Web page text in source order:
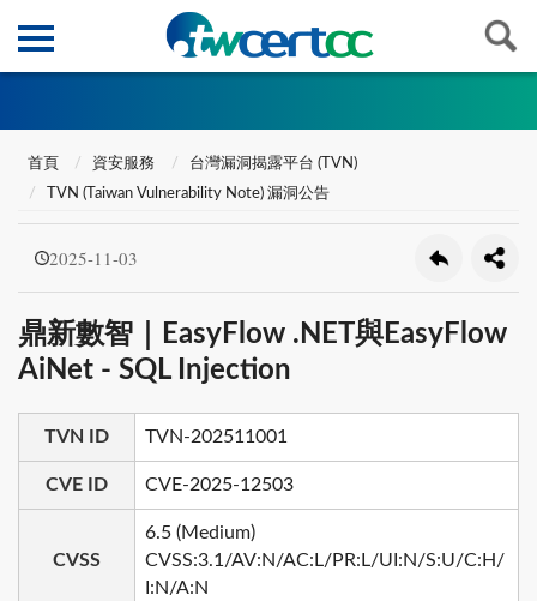
首頁 資安服務
台灣漏洞揭露平台 (TVN)
TVN (Taiwan Vulnerability Note) 漏洞公告
2025-11-03
鼎新數智｜EasyFlow .NET與EasyFlow
AiNet - SQL Injection
TVN ID TVN-202511001
CVE ID CVE-2025-12503
CVSS
6.5 (Medium)
CVSS:3.1/AV:N/AC:L/PR:L/UI:N/S:U/C:H/
I:N/A:N